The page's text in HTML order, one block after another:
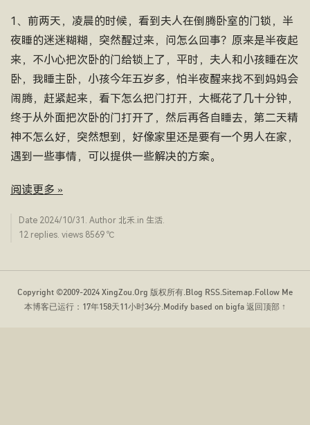
1、前两天，凌晨的时候，看到夫人在倒腾卧室的门锁，半
夜睡的迷迷糊糊，突然醒过来，问怎么回事？原来是半夜起
来，不小心把次卧的门给锁上了，平时，夫人和小孩睡在次
卧，我睡主卧，小孩今年五岁多，怕半夜醒来找不到妈妈会
闹腾，赶紧起来，看下怎么把门打开，大概花了几十分钟，
终于从外面把次卧的门打开了，然后再各自睡去，第二天精
神不怎么好，突然想到，好像家里还是要有一个男人在家，
遇到一些事情，可以提供一些解决的方案。
阅读更多 »
Date 2024/10/31 . Author 北禾.in 生活.
12 replies. views 8569 ­℃
Copyright ©2009-2024 XingZou.Org 版权所有.Blog RSS.Sitemap.Follow Me
本博客已运行： 17年158天11小时34分.Modify based on bigfa 返回顶部 ↑